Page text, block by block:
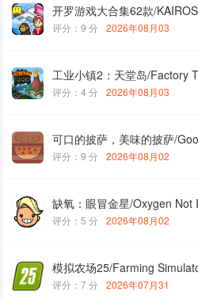
评分：9 分 2026年08月03
工业小镇2：天堂岛/Factory
评分：4 分 2026年08月03
评分：9 分 2026年08月02
缺氧：眼冒金星/Oxygen Not
评分：5 分 2026年08月02
模拟农场25/Farming
评分：7 分 2026年07月31